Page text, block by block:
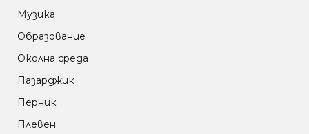
Музика
Образование
Околна среда
Пазарджик
Перник
Плевен